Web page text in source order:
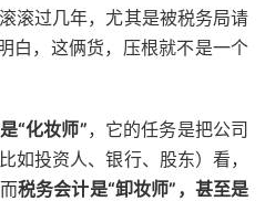
滚过几年，尤其是被税务局请
白，这俩货，压根就不是一个
“化妆师”，它的任务是把公司
如投资人、银行、股东）看，
税务会计是“卸妆师”，甚至是